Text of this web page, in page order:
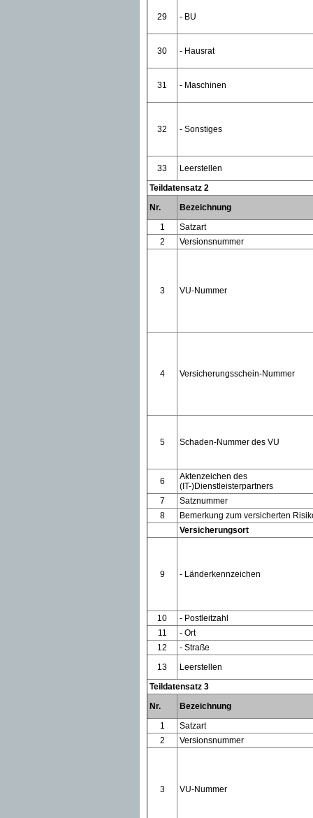
29 - BU
30 - Hausrat
31 - Maschinen
32 - Sonstiges
33
Leerstellen
Teildatensatz 2
Nr.
Bezeichnung
1
Satzart
2
Versionsnummer
3 VU-Nummer
4 Versicherungsschein-Nummer
5 Schaden-Nummer des VU
6
Aktenzeichen des
(IT-)Dienstleisterpartners
7
Satznummer
8
Bemerkung zum versicherten
Versicherungsort
9 - Länderkennzeichen
10
- Postleitzahl
11
- Ort
12
- Straße
13
Leerstellen
Teildatensatz 3
Nr.
Bezeichnung
1
Satzart
2
Versionsnummer
3 VU-Nummer